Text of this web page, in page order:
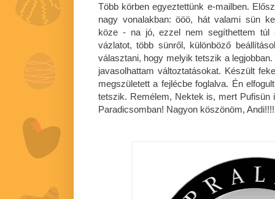
Több körben egyeztettünk e-mailben.
nagy vonalakban: ööö, hát valami sün
köze - na jó, ezzel nem segíthettem
vázlatot, több sünről, különböző
választani, hogy melyik tetszik a
javasolhattam változtatásokat. Készült
megszületett a fejlécbe foglalva. Én
tetszik. Remélem, Nektek is, mert Pufisün
Paradicsomban! Nagyon köszönöm, Andi!!!!